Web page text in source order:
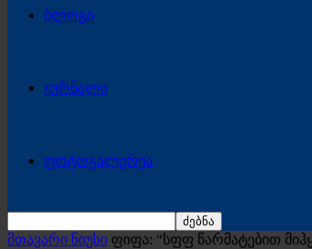
ბლოგი
ჟურნალი
ფოტოგალერეა
მთავარი ნიუსი ფიფა: “სფფ წარმატებით